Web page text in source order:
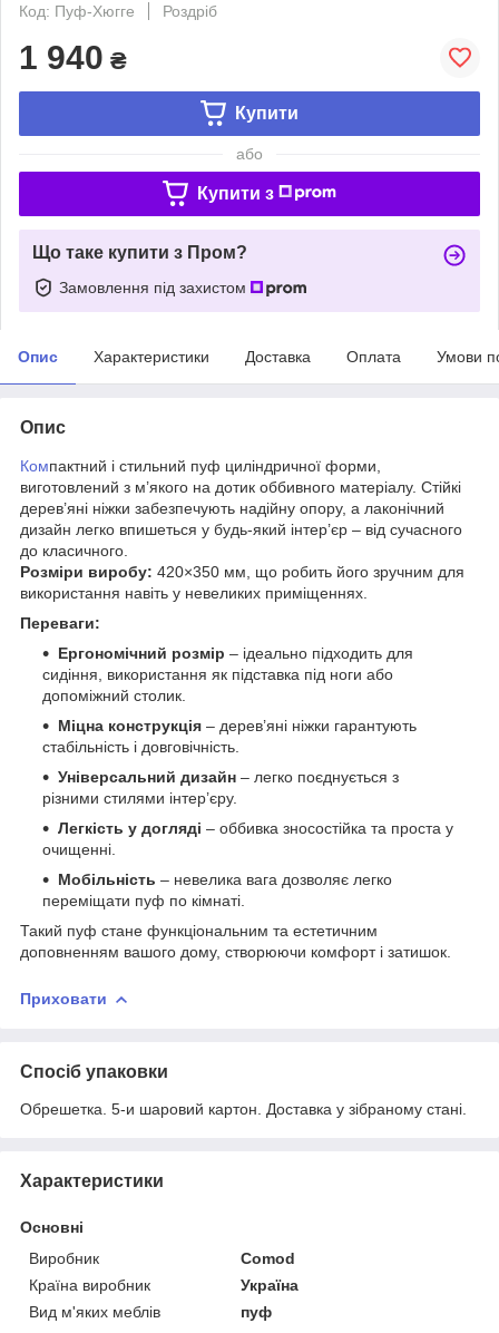
Код: Пуф-Хюгге
Роздріб
1 940 ₴
Купити
або
Купити з
Що таке купити з Пром?
Замовлення під захистом
Опис Характеристики Доставка Оплата Умови
Опис
Компактний і стильний пуф циліндричної форми,
виготовлений з м’якого на дотик оббивного матеріалу. Стійкі
дерев’яні ніжки забезпечують надійну опору, а лаконічний
дизайн легко впишеться у будь-який інтер’єр – від сучасного
до класичного.
Розміри виробу: 420×350 мм, що робить його зручним для
використання навіть у невеликих приміщеннях.
Переваги:
Ергономічний розмір – ідеально підходить для
сидіння, використання як підставка під ноги або
допоміжний столик.
Міцна конструкція – дерев’яні ніжки гарантують
стабільність і довговічність.
Універсальний дизайн – легко поєднується з
різними стилями інтер’єру.
Легкість у догляді – оббивка зносостійка та проста у
очищенні.
Мобільність – невелика вага дозволяє легко
переміщати пуф по кімнаті.
Такий пуф стане функціональним та естетичним
доповненням вашого дому, створюючи комфорт і затишок.
Приховати
Спосіб упаковки
Обрешетка. 5-и шаровий картон. Доставка у зібраному стані.
Характеристики
Основні
Виробник
Comod
Країна виробник
Україна
Вид м'яких меблів
пуф